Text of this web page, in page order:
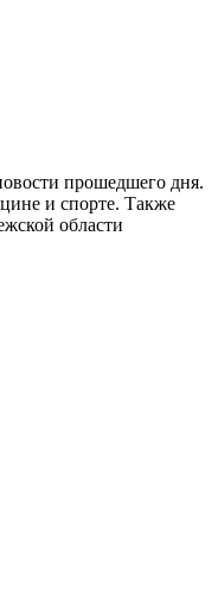
прошедшего дня.
и спорте. Также
области